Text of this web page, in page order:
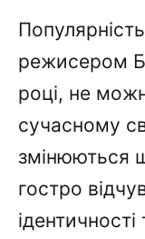
режисером
році, не
сучасному
змінюються
гостро